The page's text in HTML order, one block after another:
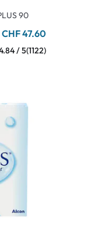
90
CHF 47.60
/ 5(1122)